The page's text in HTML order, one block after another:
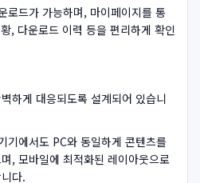
로드가 가능하며, 마이페이지를 통
, 다운로드 이력 등을 편리하게 확인
하게 대응되도록 설계되어 있습니
기에서도 PC와 동일하게 콘텐츠를
, 모바일에 최적화된 레이아웃으로
다.